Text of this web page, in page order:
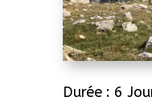
Durée : 6